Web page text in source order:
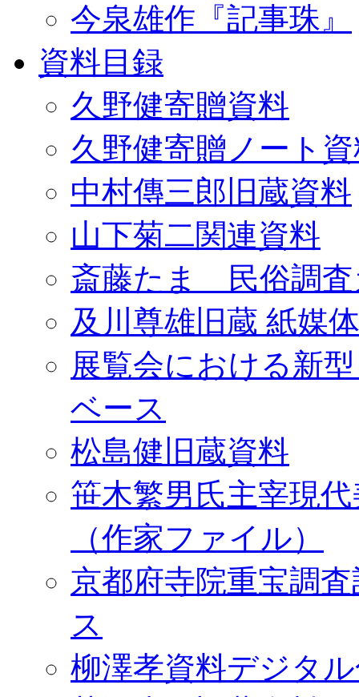
今泉雄作『記事珠』
資料目録
久野健寄贈資料
久野健寄贈ノート
中村傳三郎旧蔵資料
山下菊二関連資料
斎藤たま 民俗調査
及川尊雄旧蔵 紙媒
展覧会における新
ベース
松島健旧蔵資料
笹木繁男氏主宰現
（作家ファイル）
京都府寺院重宝調
ス
柳澤孝資料デジタ